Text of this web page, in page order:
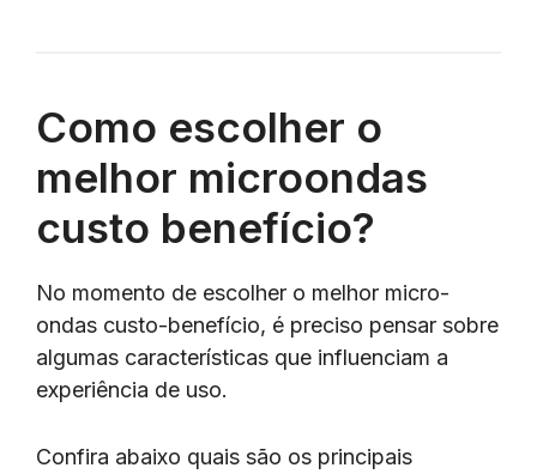
Como escolher o
melhor microondas
custo benefício?
No momento de escolher o melhor micro-
ondas custo-benefício, é preciso pensar sobre
algumas características que influenciam a
experiência de uso.
Confira abaixo quais são os principais